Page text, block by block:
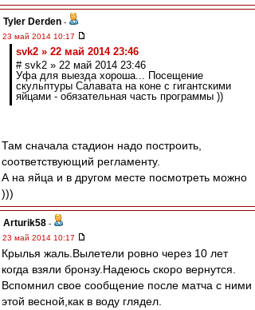
Tyler Derden -
23 май 2014 10:17
svk2 » 22 май 2014 23:46
# svk2 » 22 май 2014 23:46
Уфа для выезда хороша... Посещение
скульптуры Салавата на коне с гигантскими
яйцами - обязательная часть программы ))
Там сначала стадион надо построить,
соответствующий регламенту.
А на яйца и в другом месте посмотреть можно
)))
Arturik58 -
23 май 2014 10:17
Крылья жаль.Вылетели ровно через 10 лет
когда взяли бронзу.Надеюсь скоро вернутся.
Вспомнил свое сообщение после матча с ними
этой весной,как в воду глядел.